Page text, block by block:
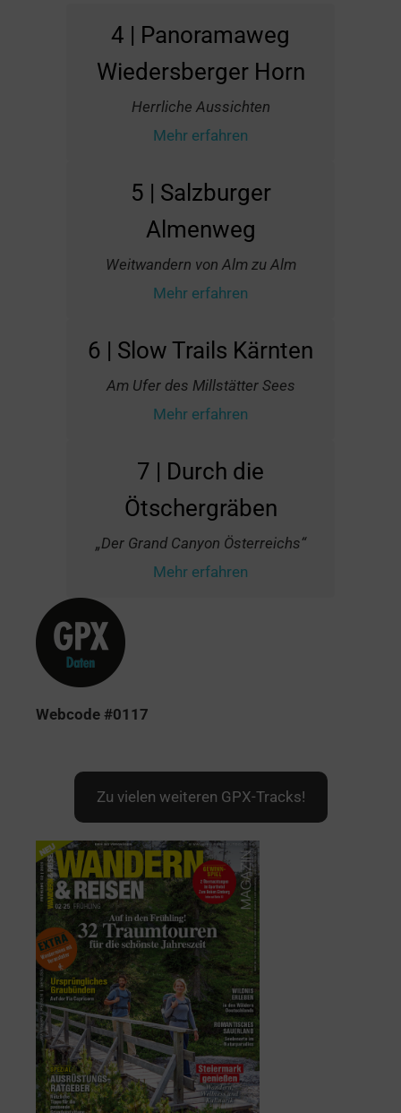
4 | Panoramaweg
Wiedersberger Horn
Herrliche Aussichten
Mehr erfahren
5 | Salzburger
Almenweg
Weitwandern von Alm zu Alm
Mehr erfahren
6 | Slow Trails Kärnten
Am Ufer des Millstätter Sees
Mehr erfahren
7 | Durch die
Ötschergräben
„Der Grand Canyon Österreichs“
Mehr erfahren
Webcode #0117
Zu vielen weiteren GPX-Tracks!